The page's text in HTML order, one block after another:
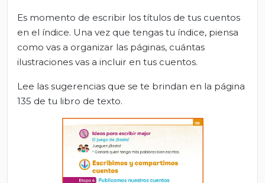
Es momento de escribir los títulos de tus cuentos
en el índice. Una vez que tengas tu índice, piensa
como vas a organizar las páginas, cuántas
ilustraciones vas a incluir en tus cuentos.
Lee las sugerencias que se te brindan en la página
135 de tu libro de texto.